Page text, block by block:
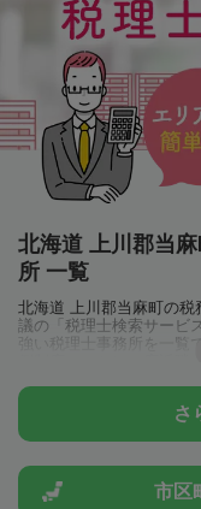
北海道 上川郡当
所 一覧
北海道 上川郡当麻町の
議の「税理士検索サービ
強い税理士事務所を一覧
例制度のことは一度近隣
さ
市区